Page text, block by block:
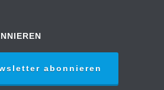
abonnieren